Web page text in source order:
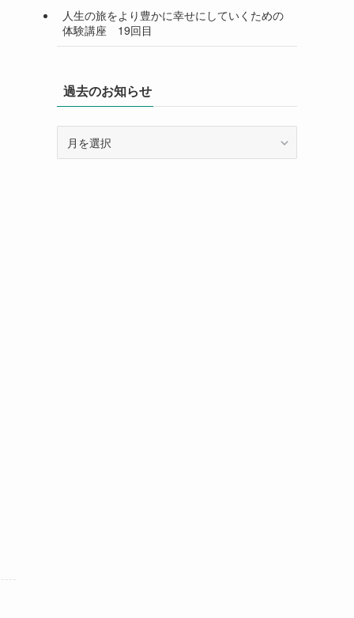
人生の旅をより豊かに幸せにしていくための
体験講座 19回目
過去のお知らせ